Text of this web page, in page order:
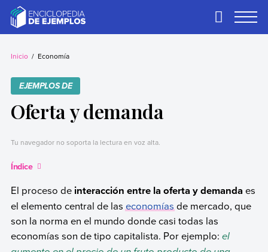
contentEjemplos
Necesitas ejemplos.
Primary
Inicio Economía
EJEMPLOS DE
Oferta y demanda
Tu navegador no soporta la lectura en voz alta.
Índice
El proceso de interacción entre la oferta y demanda es
el elemento central de laseconomíasde mercado, que
son la norma en el mundo donde casi todas las
economías son de tipo capitalista. Por ejemplo: el